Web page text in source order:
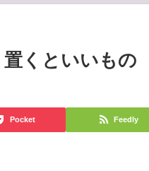
くといいもの
Pocket Feedly